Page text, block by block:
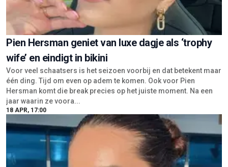
Pien Hersman geniet van luxe dagje als ‘trophy
wife’ en eindigt in bikini
Voor veel schaatsers is het seizoen voorbij en dat betekent maar
één ding. Tijd om even op adem te komen. Ook voor Pien
Hersman komt die break precies op het juiste moment. Na een
jaar waarin ze voora...
18 APR, 17:00